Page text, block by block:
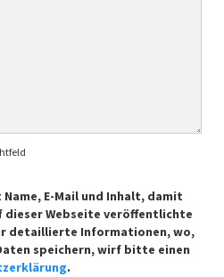
E-Mail und Inhalt, damit
dieser Webseite veröffentlichte
detaillierte Informationen, wo,
speichern, wirf bitte einen
.